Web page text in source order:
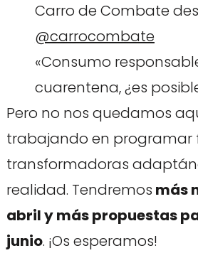
Carro de Combate
@carrocombate
«Consumo
cuarentena, ¿es
Pero no nos quedamos
trabajando en programar
transformadoras
realidad. Tendremos más
abril y más propuestas
junio. ¡Os esperamos!